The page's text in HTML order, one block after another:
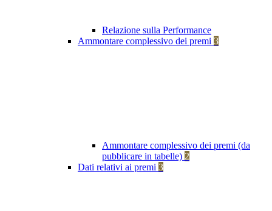
Relazione sulla Performance
Ammontare complessivo dei premi 3
Ammontare complessivo dei premi (da
pubblicare in tabelle) 2
Dati relativi ai premi 3